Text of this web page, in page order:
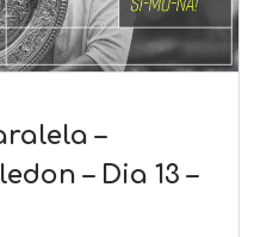
–
– Dia 13 –